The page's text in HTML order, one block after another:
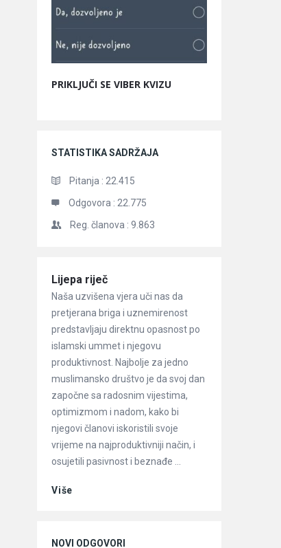
PRIKLJUČI SE VIBER KVIZU
STATISTIKA SADRŽAJA
Pitanja : 22.415
Odgovora : 22.775
Reg. članova : 9.863
Članci
Lijepa riječ
Naša uzvišena vjera uči nas da
pretjerana briga i uznemirenost
predstavljaju direktnu opasnost po
islamski ummet i njegovu
produktivnost. Najbolje za jedno
muslimansko društvo je da svoj dan
započne sa radosnim vijestima,
optimizmom i nadom, kako bi
njegovi članovi iskoristili svoje
vrijeme na najproduktivniji način, i
osujetili pasivnost i beznađe ...
Više
NOVI ODGOVORI